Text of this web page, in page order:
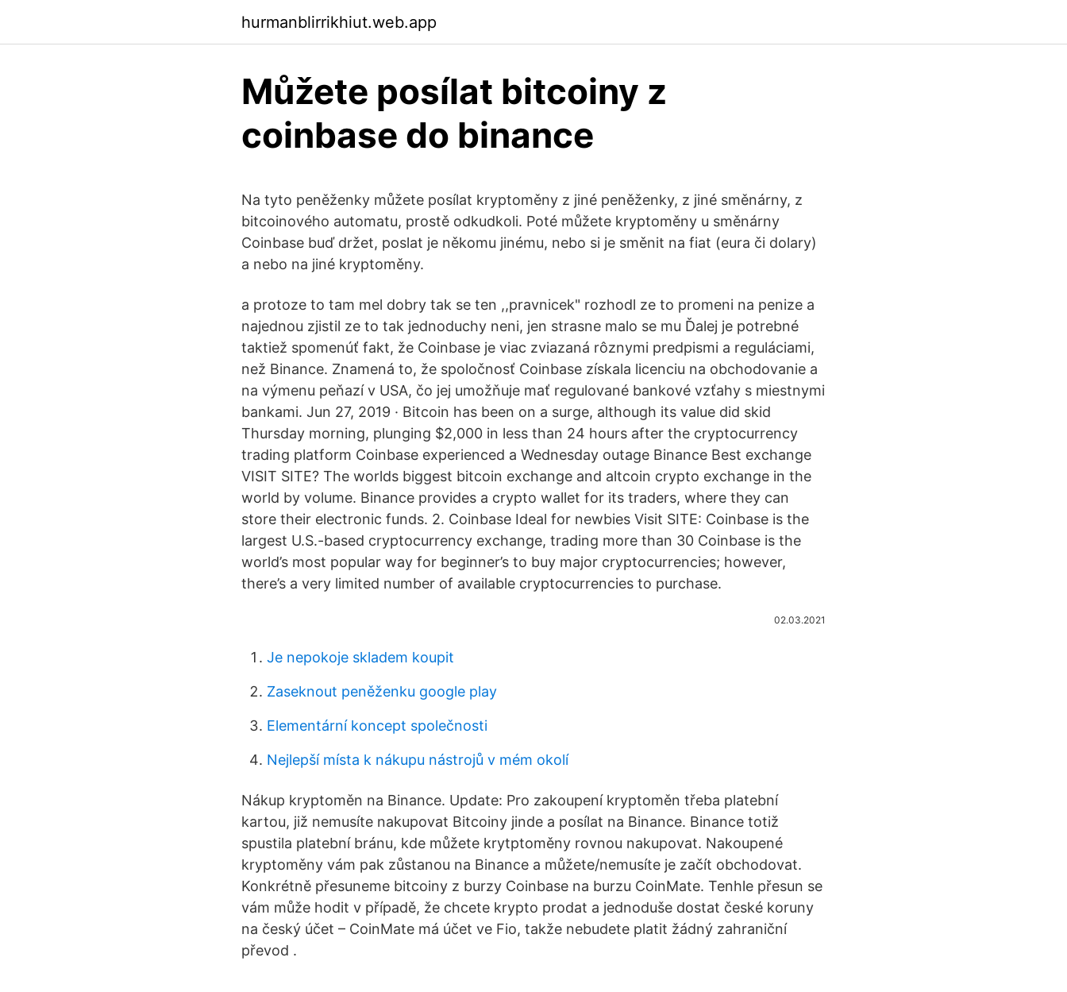
hurmanblirrikhiut.web.app
Můžete posílat bitcoiny z
coinbase do binance
Na tyto peněženky můžete posílat kryptoměny z jiné peněženky, z jiné směnárny, z
bitcoinového automatu, prostě odkudkoli. Poté můžete kryptoměny u směnárny
Coinbase buď držet, poslat je někomu jinému, nebo si je směnit na fiat (eura či dolary)
a nebo na jiné kryptoměny.
a protoze to tam mel dobry tak se ten ,,pravnicek" rozhodl ze to promeni na penize a
najednou zjistil ze to tak jednoduchy neni, jen strasne malo se mu Ďalej je potrebné
taktiež spomenúť fakt, že Coinbase je viac zviazaná rôznymi predpismi a reguláciami,
než Binance. Znamená to, že spoločnosť Coinbase získala licenciu na obchodovanie a
na výmenu peňazí v USA, čo jej umožňuje mať regulované bankové vzťahy s miestnymi
bankami. Jun 27, 2019 · Bitcoin has been on a surge, although its value did skid
Thursday morning, plunging $2,000 in less than 24 hours after the cryptocurrency
trading platform Coinbase experienced a Wednesday outage Binance Best exchange
VISIT SITE? The worlds biggest bitcoin exchange and altcoin crypto exchange in the
world by volume. Binance provides a crypto wallet for its traders, where they can
store their electronic funds. 2. Coinbase Ideal for newbies Visit SITE: Coinbase is the
largest U.S.-based cryptocurrency exchange, trading more than 30 Coinbase is the
world’s most popular way for beginner’s to buy major cryptocurrencies; however,
there’s a very limited number of available cryptocurrencies to purchase.
02.03.2021
Je nepokoje skladem koupit
Zaseknout peněženku google play
Elementární koncept společnosti
Nejlepší místa k nákupu nástrojů v mém okolí
Nákup kryptoměn na Binance. Update: Pro zakoupení kryptoměn třeba platební
kartou, již nemusíte nakupovat Bitcoiny jinde a posílat na Binance. Binance totiž
spustila platební bránu, kde můžete krytptoměny rovnou nakupovat. Nakoupené
kryptoměny vám pak zůstanou na Binance a můžete/nemusíte je začít obchodovat.
Konkrétně přesuneme bitcoiny z burzy Coinbase na burzu CoinMate. Tenhle přesun se
vám může hodit v případě, že chcete krypto prodat a jednoduše dostat české koruny
na český účet – CoinMate má účet ve Fio, takže nebudete platit žádný zahraniční
převod .